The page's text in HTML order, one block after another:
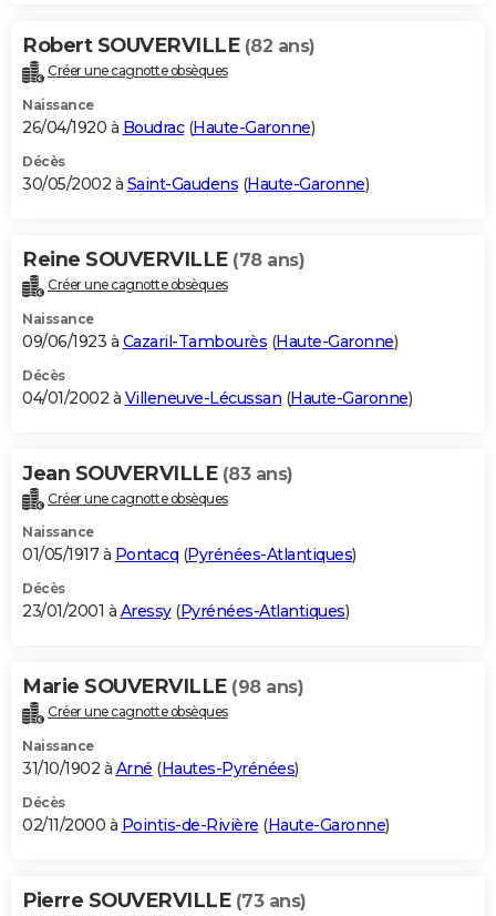
Robert SOUVERVILLE (82 ans)
Créer une cagnotte obsèques
Naissance
26/04/1920 à Boudrac(Haute-Garonne)
Décès
30/05/2002 à Saint-Gaudens (Haute-Garonne)
Reine SOUVERVILLE (78 ans)
Créer une cagnotte obsèques
Naissance
09/06/1923 à Cazaril-Tambourès (Haute-Garonne)
Décès
04/01/2002 à Villeneuve-Lécussan (Haute-Garonne)
Jean SOUVERVILLE (83 ans)
Créer une cagnotte obsèques
Naissance
01/05/1917 à Pontacq (Pyrénées-Atlantiques)
Décès
23/01/2001 à Aressy(Pyrénées-Atlantiques)
Marie SOUVERVILLE (98 ans)
Créer une cagnotte obsèques
Naissance
31/10/1902 à Arné (Hautes-Pyrénées)
Décès
02/11/2000 à Pointis-de-Rivière (Haute-Garonne)
Pierre SOUVERVILLE (73 ans)